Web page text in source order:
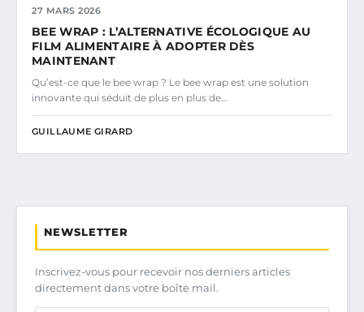
27 MARS 2026
BEE WRAP : L’ALTERNATIVE ÉCOLOGIQUE AU
FILM ALIMENTAIRE À ADOPTER DÈS
MAINTENANT
Qu’est-ce que le bee wrap ? Le bee wrap est une solution
innovante qui séduit de plus en plus de…
GUILLAUME GIRARD
NEWSLETTER
Inscrivez-vous pour recevoir nos derniers articles
directement dans votre boîte mail.